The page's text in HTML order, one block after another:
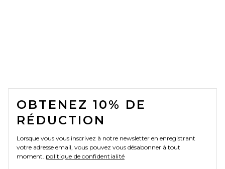
FOOTER
OBTENEZ 10% DE
RÉDUCTION
Lorsque vous vous inscrivez à notre newsletter en enregistrant
votre adresse email, vous pouvez vous désabonner à tout
moment. politique de confidentialité